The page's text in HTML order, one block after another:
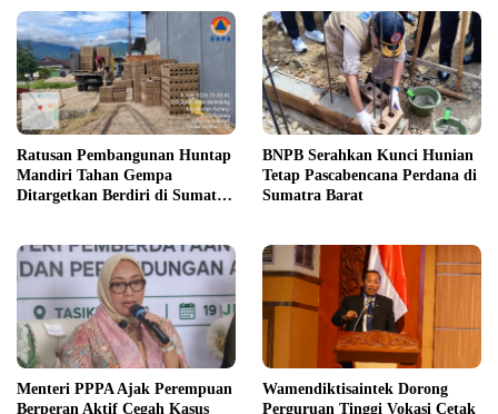
Ratusan Pembangunan Huntap
Mandiri Tahan Gempa
Ditargetkan Berdiri di Sumatra
BNPB Serahkan Kunci Hunian
Tetap Pascabencana Perdana di
Sumatra Barat
Menteri PPPA Ajak Perempuan
Berperan Aktif Cegah Kasus
Wamendiktisaintek Dorong
Perguruan Tinggi Vokasi Cetak